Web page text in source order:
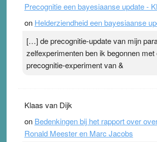
Precognitie een bayesiaanse update -
on Helderziendheid een bayesiaanse
[…] de precognitie-update van mijn
zelfexperimenten ben ik begonnen met
precognitie-experiment van &
Klaas van Dijk
on Bedenkingen bij het rapport over
Ronald Meester en Marc Jacobs